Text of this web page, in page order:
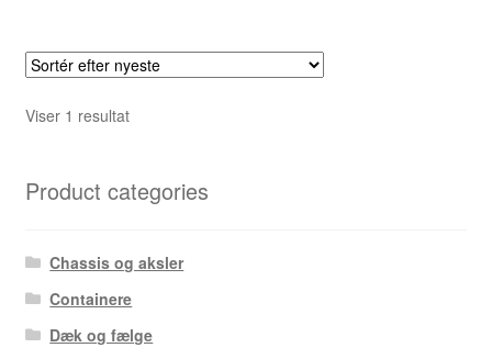
Viser 1 resultat
Product categories
Chassis og aksler
Containere
Dæk og fælge